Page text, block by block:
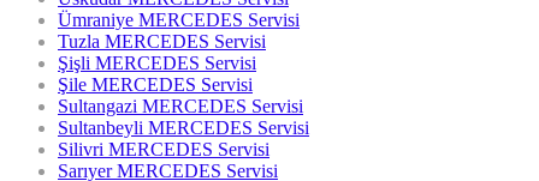
Ümraniye MERCEDES Servisi
Tuzla MERCEDES Servisi
Şişli MERCEDES Servisi
Şile MERCEDES Servisi
Sultangazi MERCEDES Servisi
Sultanbeyli MERCEDES Servisi
Silivri MERCEDES Servisi
Sarıyer MERCEDES Servisi